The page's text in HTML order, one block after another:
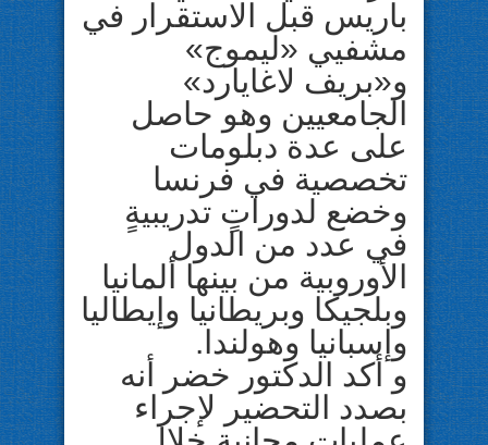
باريس قبل الاستقرار في
مشفيي «ليموج»
و«بريف لاغايارد»
الجامعيين وهو حاصل
على عدة دبلومات
تخصصية في فرنسا
وخضع لدوراتٍ تدريبيةٍ
في عدد من الدول
الأوروبية من بينها ألمانيا
وبلجيكا وبريطانيا وإيطاليا
وإسبانيا وهولندا.
و أكد الدكتور خضر أنه
بصدد التحضير لإجراء